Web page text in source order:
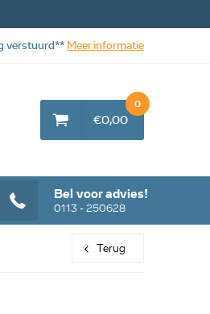
Bel voor advies!
0113 - 250628
€0,00
0
verstuurd** Meer informatie
Terug